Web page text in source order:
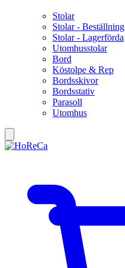
Stolar
Stolar - Beställning
Stolar - Lagerförda
Utomhusstolar
Bord
Köstolpe & Rep
Bordsskivor
Bordsstativ
Parasoll
Utomhus